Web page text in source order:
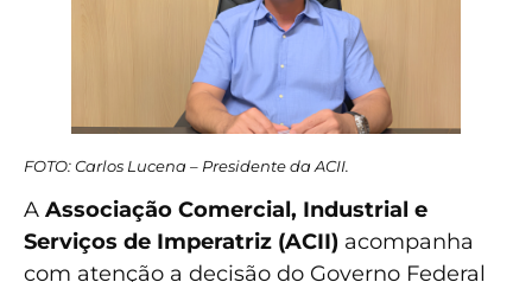
FOTO: Carlos Lucena – Presidente da ACII.
A Associação Comercial, Industrial e
Serviços de Imperatriz (ACII) acompanha
com atenção a decisão do Governo Federal